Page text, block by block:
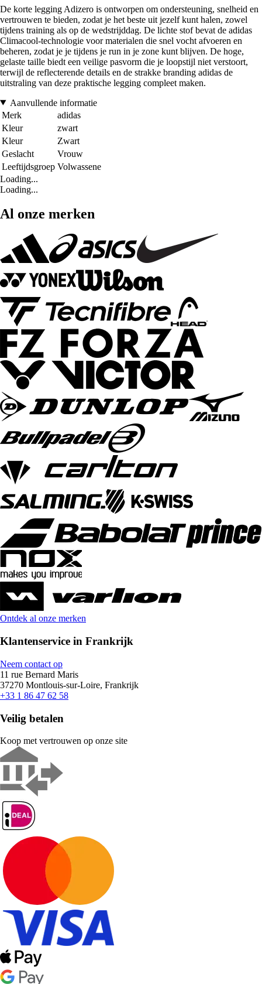
De korte legging Adizero is ontworpen om ondersteuning, snelheid en
vertrouwen te bieden, zodat je het beste uit jezelf kunt halen, zowel
tijdens training als op de wedstrijddag. De lichte stof bevat de adidas
Climacool-technologie voor materialen die snel vocht afvoeren en
beheren, zodat je je tijdens je run in je zone kunt blijven. De hoge,
gelaste taille biedt een veilige pasvorm die je loopstijl niet verstoort,
terwijl de reflecterende details en de strakke branding adidas de
uitstraling van deze praktische legging compleet maken.
Aanvullende informatie
Merk
adidas
Kleur
zwart
Kleur
Zwart
Geslacht
Vrouw
Leeftijdsgroep Volwassene
Loading...
Loading...
Al onze merken
Ontdek al onze merken
Klantenservice in Frankrijk
Neem contact op
11 rue Bernard Maris
37270 Montlouis-sur-Loire, Frankrijk
+33 1 86 47 62 58
Veilig betalen
Koop met vertrouwen op onze site